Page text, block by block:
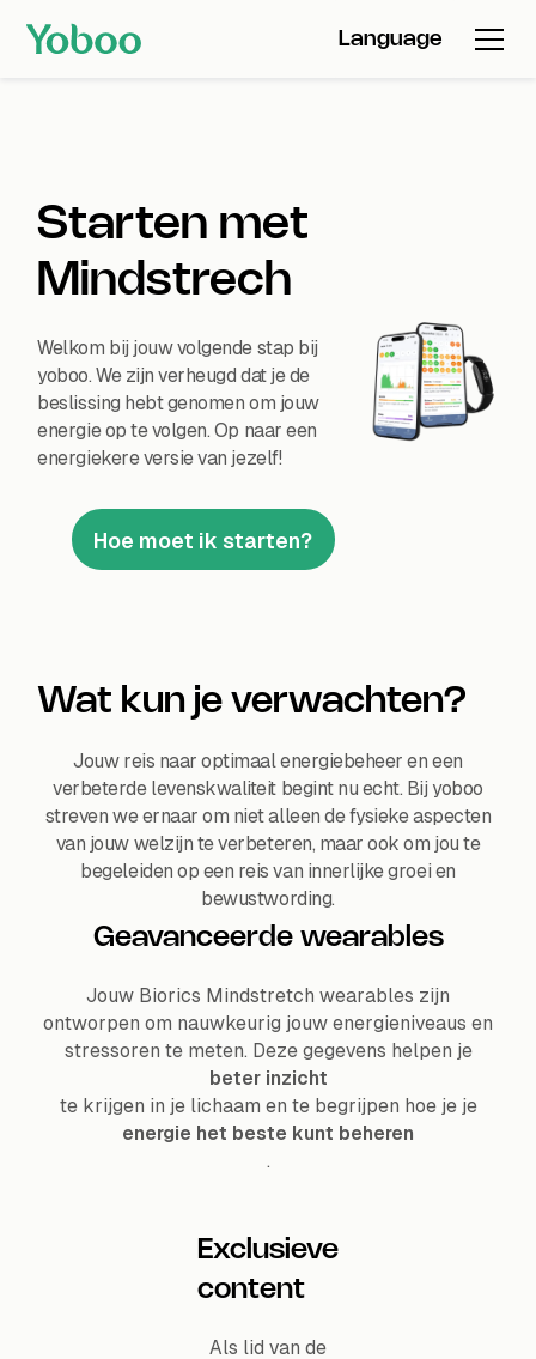
Language
Starten met
Mindstrech
Welkom bij jouw volgende stap bij
yoboo. We zijn verheugd dat je de
beslissing hebt genomen om jouw
energie op te volgen. Op naar een
energiekere versie van jezelf!
Hoe moet ik starten?
Wat kun je verwachten?
Jouw reis naar optimaal energiebeheer en een
verbeterde levenskwaliteit begint nu echt. Bij yoboo
streven we ernaar om niet alleen de fysieke aspecten
van jouw welzijn te verbeteren, maar ook om jou te
begeleiden op een reis van innerlijke groei en
bewustwording.
Geavanceerde wearables
Jouw Biorics Mindstretch wearables zijn
ontworpen om nauwkeurig jouw energieniveaus en
stressoren te meten. Deze gegevens helpen je
beter inzicht
te krijgen in je lichaam en te begrijpen hoe je je
energie het beste kunt beheren
.
Exclusieve
content
Als lid van de